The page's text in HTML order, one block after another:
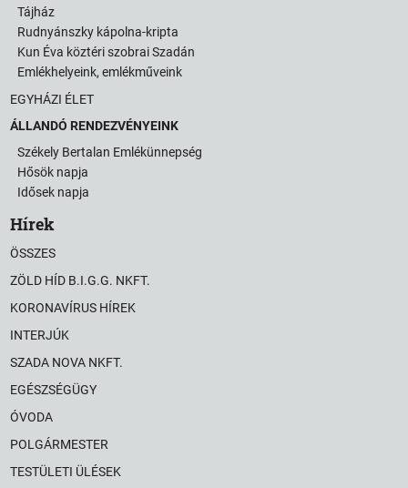
Tájház
Rudnyánszky kápolna-kripta
Kun Éva köztéri szobrai Szadán
Emlékhelyeink, emlékműveink
EGYHÁZI ÉLET
ÁLLANDÓ RENDEZVÉNYEINK
Székely Bertalan Emlékünnepség
Hősök napja
Idősek napja
Hírek
ÖSSZES
ZÖLD HÍD B.I.G.G. NKFT.
KORONAVÍRUS HÍREK
INTERJÚK
SZADA NOVA NKFT.
EGÉSZSÉGÜGY
ÓVODA
POLGÁRMESTER
TESTÜLETI ÜLÉSEK